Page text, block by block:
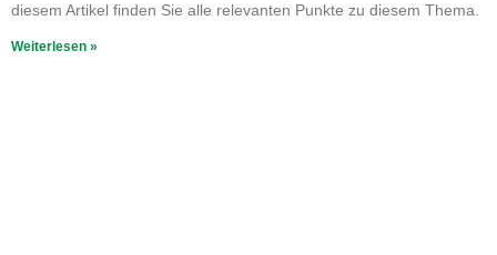
diesem Artikel finden Sie alle relevanten Punkte zu diesem Thema.
Weiterlesen »